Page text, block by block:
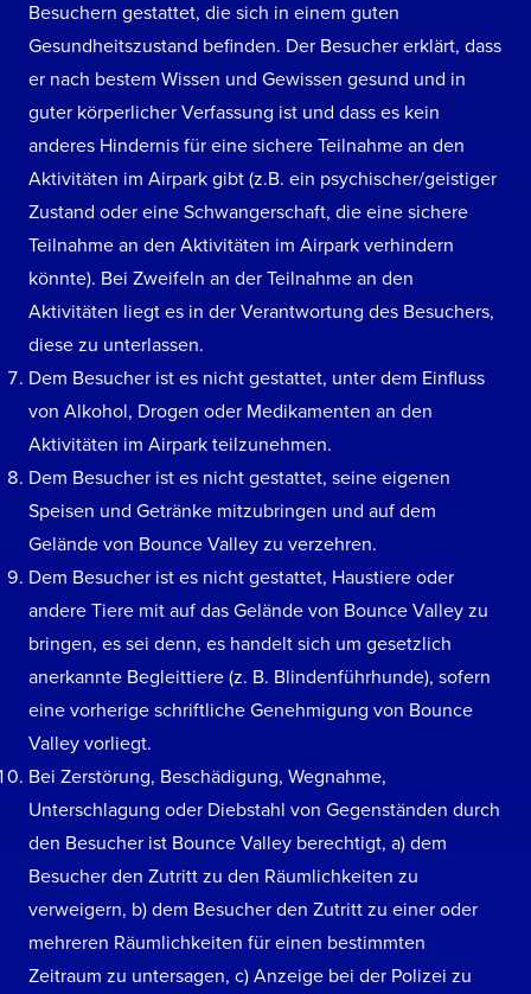
Besuchern gestattet, die sich in einem guten
Gesundheitszustand befinden. Der Besucher erklärt, dass
er nach bestem Wissen und Gewissen gesund und in
guter körperlicher Verfassung ist und dass es kein
anderes Hindernis für eine sichere Teilnahme an den
Aktivitäten im Airpark gibt (z.B. ein psychischer/geistiger
Zustand oder eine Schwangerschaft, die eine sichere
Teilnahme an den Aktivitäten im Airpark verhindern
könnte). Bei Zweifeln an der Teilnahme an den
Aktivitäten liegt es in der Verantwortung des Besuchers,
diese zu unterlassen.
Dem Besucher ist es nicht gestattet, unter dem Einfluss
von Alkohol, Drogen oder Medikamenten an den
Aktivitäten im Airpark teilzunehmen.
Dem Besucher ist es nicht gestattet, seine eigenen
Speisen und Getränke mitzubringen und auf dem
Gelände von Bounce Valley zu verzehren.
Dem Besucher ist es nicht gestattet, Haustiere oder
andere Tiere mit auf das Gelände von Bounce Valley zu
bringen, es sei denn, es handelt sich um gesetzlich
anerkannte Begleittiere (z. B. Blindenführhunde), sofern
eine vorherige schriftliche Genehmigung von Bounce
Valley vorliegt.
Bei Zerstörung, Beschädigung, Wegnahme,
Unterschlagung oder Diebstahl von Gegenständen durch
den Besucher ist Bounce Valley berechtigt, a) dem
Besucher den Zutritt zu den Räumlichkeiten zu
verweigern, b) dem Besucher den Zutritt zu einer oder
mehreren Räumlichkeiten für einen bestimmten
Zeitraum zu untersagen, c) Anzeige bei der Polizei zu